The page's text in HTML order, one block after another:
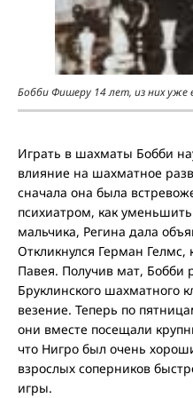
Бобби Фишеру 14 лет, из них
Играть в шахматы Бобби
влияние на шахматное
сначала она была
психиатром, как
мальчика, Регина дала
Откликнулся Герман
Павея. Получив мат, Бобби
Бруклинского шахматного
везение. Теперь по
они вместе посещали
что Нигро был очень
взрослых соперников
игры.